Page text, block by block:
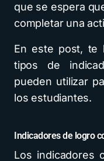
que se espera
completar una
En este post, te
tipos de
pueden utilizar
los estudiantes.
Indicadores de logro
Los indicadores